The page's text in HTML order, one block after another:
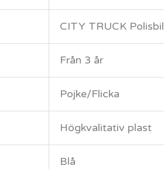
CITY TRUCK Polisbil
Från 3 år
Pojke/Flicka
Högkvalitativ plast
Blå